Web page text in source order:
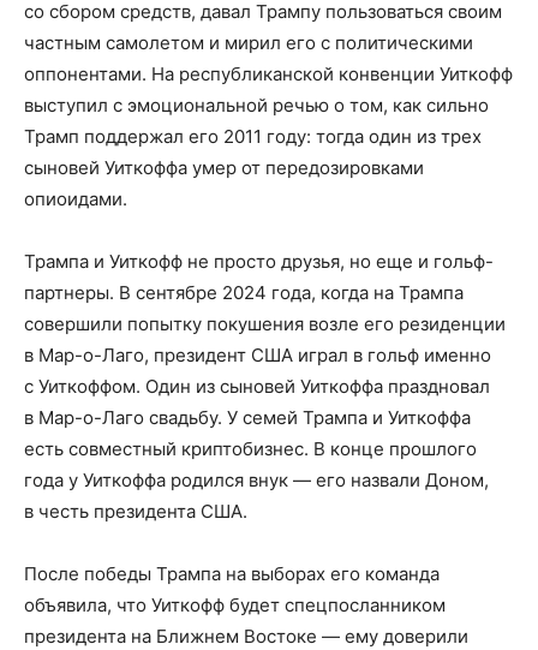
со сбором средств, давал Трампу пользоваться своим
частным самолетом и мирил его с политическими
оппонентами. На республиканской конвенции Уиткофф
выступил с эмоциональной речью о том, как сильно
Трамп поддержал его 2011 году: тогда один из трех
сыновей Уиткоффа умер от передозировками
опиоидами.
Трампа и Уиткофф не просто друзья, но еще и гольф-
партнеры. В сентябре 2024 года, когда на Трампа
совершили попытку покушения возле его резиденции
в Мар-о-Лаго, президент США играл в гольф именно
с Уиткоффом. Один из сыновей Уиткоффа праздновал
в Мар-о-Лаго свадьбу. У семей Трампа и Уиткоффа
есть совместный криптобизнес. В конце прошлого
года у Уиткоффа родился внук — его назвали Доном,
в честь президента США.
После победы Трампа на выборах его команда
объявила, что Уиткофф будет спецпосланником
президента на Ближнем Востоке — ему доверили